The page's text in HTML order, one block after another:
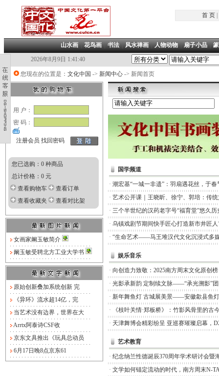
首 页|
山水画|花鸟画|书法|风水禅画|人物动物|扇子小品|
2026年8月9日 1:41:40
您现在的位置是： 文化中国 -> 新闻中心 -> 新闻首页
用 户：
密 码：
注册会员 找回密码
您已选购：0 种商品
总计价格：0 元
查看购物车
查看订单
查看收藏夹
查看对比架
女画家阚玉敏简介
阚玉敏受聘北方工业大学书
原始创新叠加系统创新 完
《异环》流水超14亿，完
当艺术没有边界，世界在大
Arrtx阿泰诗CSF收
京东文具推出《玩具总动员
6月17日晚8点京东61
国学频道
· 潮宏基“一城一非遗”：羽扇遇花丝，于
· 艺术公开课｜王晓昕、徐宁、郭培：传
· 三个半世纪的汉药老字号“福育堂”悠久历
· 乌镇戏剧节期间快手匠心打造新市井匠
· “生命艺术——马王堆汉代文化沉浸式多
娱乐音乐
· 向创造力致敬：2025南方周末文化原创
· 光影承新韵 定制续文脉——“承光溯影”
· 新年舞鱼灯 古城展美景——安徽歙县鱼
·
《枝叶关情·郑板桥》：竹影风骨里的古
· 天津舞博会精彩纷呈 亚巡赛璀璨启幕，
艺术教育
· 纪念纳兰性德诞辰370周年学术研讨会暨
· 文学如何锚定流动的时代，南方周末N-